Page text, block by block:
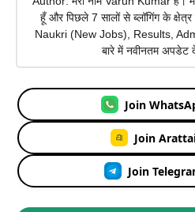
हूँ और पिछले 7 सालों से ब्लॉगिंग के
Naukri (New Jobs), Results,
बारे में नवीनतम अपडेट
Join
Join
Join